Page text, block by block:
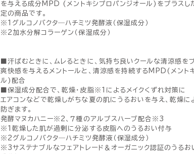
を与える成分MPD (メントキシプロパンジオール)をプラスし
定の商品です。
※1グルコノバクタ―ハチミツ発酵液（保湿成分）
※2加水分解コラーゲン（保湿成分）
■汗ばむときに、ムレるときに、気持ち良いクールな清涼感を
爽快感を与えるメントールと、清涼感を持続するMPD(メント
ル)配合
■保湿成分配合で、乾燥・皮脂※1によるメイクくずれ対策に
エアコンなどで乾燥しがちな夏の肌にうるおいを与え、乾燥に
防ぎます。
発酵マヌカハニー※2、７種のアルプスハーブ配合※3
※1乾燥した肌が過剰に分泌する皮脂へのうるおい付与
※2グルコノバクタ―ハチミツ発酵液（保湿成分）
※3サステナブルなフェアトレード＆オーガニック認証のうる